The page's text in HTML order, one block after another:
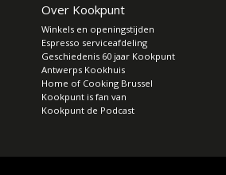
Over Kookpunt
Winkels en openingstijden
Espresso serviceafdeling
Geschiedenis 60 jaar Kookpunt
Antwerps Kookhuis
Home of Cooking Brussel
Kookpunt is fan van
Kookpunt de Podcast